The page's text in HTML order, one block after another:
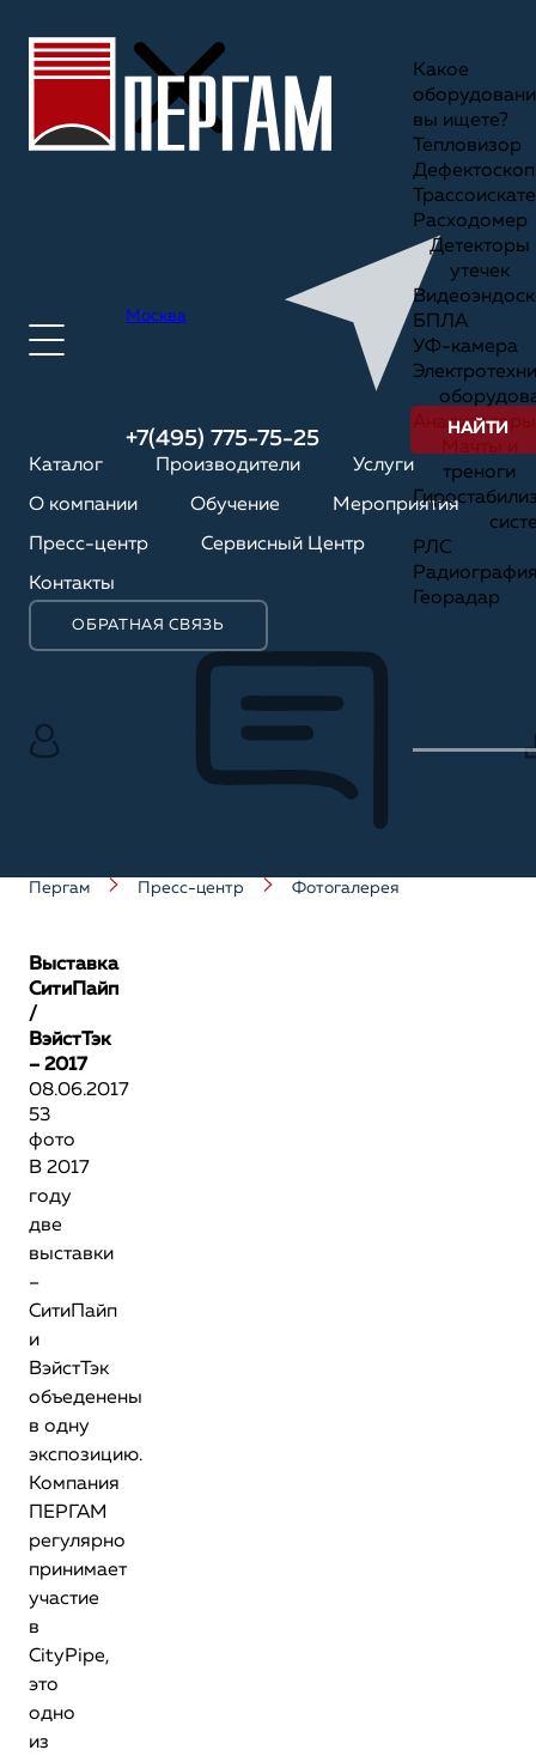
Москва
+7(495) 775-75-25
Каталог Производители Услуги
О компании Обучение Мероприятия
Пресс-центр Сервисный Центр
Контакты
ОБРАТНАЯ СВЯЗЬ
Какое
вы ищете?
Тепловизор
Дефектоскоп
Расходомер
Детекторы
утечек
БПЛА
УФ-камера
Анализаторы
треноги
РЛС
Георадар
НАЙТИ
Пергам Пресс-центр Фотогалерея
Выставка
СитиПайп
/
ВэйстТэк
– 2017
08.06.2017
53
фото
В 2017
году
две
выставки
–
СитиПайп
и
ВэйстТэк
объеденены
в одну
экспозицию.
Компания
ПЕРГАМ
регулярно
принимает
участие
в
CityPipe,
это
одно
из